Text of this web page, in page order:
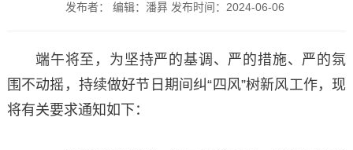
发布者： 编辑：潘昪 发布时间：2024-06-06
端午将至，为坚持严的基调、严的措施、严的氛
围不动摇，持续做好节日期间纠“四风”树新风工作，现
将有关要求通知如下：